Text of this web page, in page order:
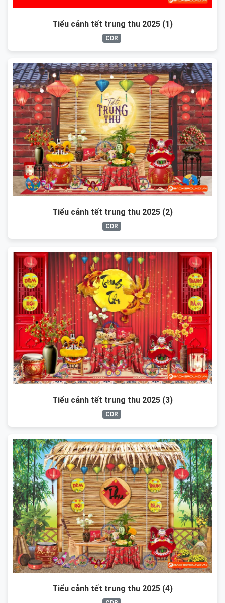
Tiểu cảnh tết trung thu 2025 (1)
CDR
Tiểu cảnh tết trung thu 2025 (2)
CDR
Tiểu cảnh tết trung thu 2025 (3)
CDR
Tiểu cảnh tết trung thu 2025 (4)